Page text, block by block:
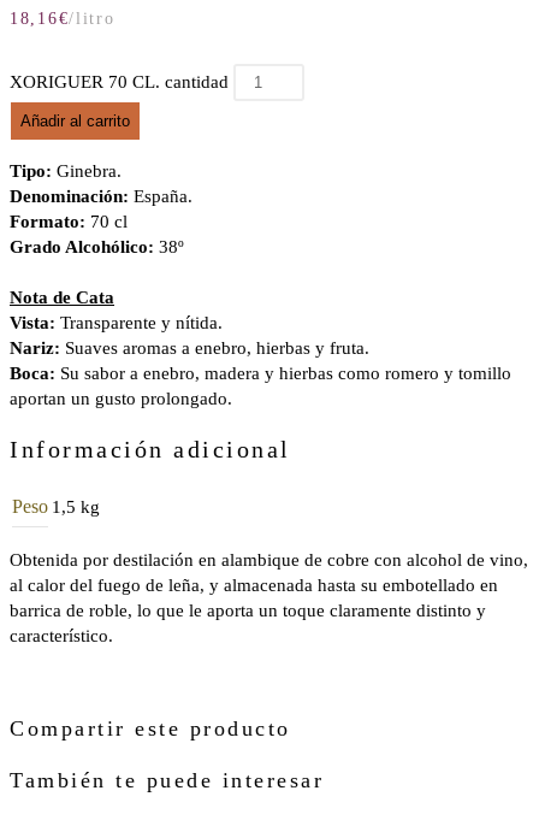
18,16€/litro
XORIGUER 70 CL. cantidad
Añadir al carrito
Tipo: Ginebra.
Denominación: España.
Formato: 70 cl
Grado Alcohólico: 38º
Nota de Cata
Vista: Transparente y nítida.
Nariz: Suaves aromas a enebro, hierbas y fruta.
Boca: Su sabor a enebro, madera y hierbas como romero y tomillo
aportan un gusto prolongado.
Información adicional
Peso 1,5 kg
Obtenida por destilación en alambique de cobre con alcohol de vino,
al calor del fuego de leña, y almacenada hasta su embotellado en
barrica de roble, lo que le aporta un toque claramente distinto y
característico.
Compartir este producto
También te puede interesar